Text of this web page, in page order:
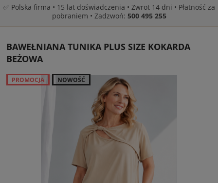
✅ Polska firma • 15 lat doświadczenia • Zwrot 14 dni • Płatność za
pobraniem • Zadzwoń: 500 495 255
BAWEŁNIANA TUNIKA PLUS SIZE KOKARDA
BEŻOWA
PROMOCJA NOWOŚĆ